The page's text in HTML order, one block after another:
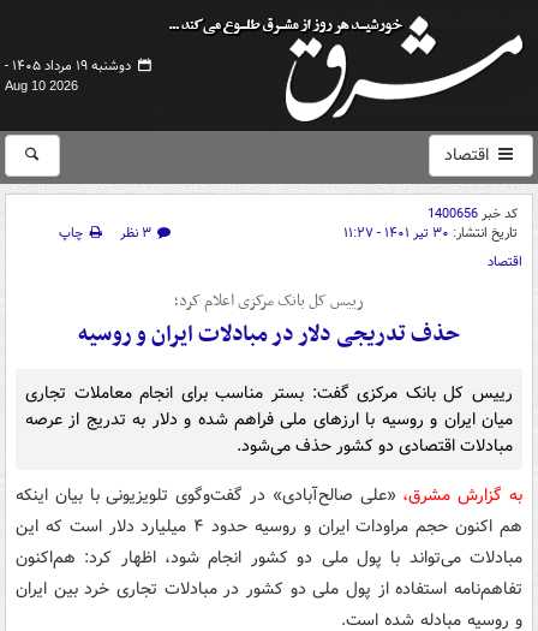
دوشنبه ۱۹ مرداد ۱۴۰۵ -
Aug 10 2026
اقتصاد
کد خبر1400656
تاریخ انتشار: ۳۰ تیر ۱۴۰۱ - ۱۱:۲۷ ۳ نظر
چاپ
اقتصاد
رییس کل بانک مرکزی اعلام کرد؛
حذف تدریجی دلار در مبادلات ایران و روسیه
رییس کل بانک مرکزی گفت: بستر مناسب برای انجام معاملات تجاری
میان ایران و روسیه با ارزهای ملی فراهم شده و دلار به تدریج از عرصه
مبادلات اقتصادی دو کشور حذف می‌شود.
به گزارش مشرق، «علی صالح‌آبادی» در گفت‌وگوی تلویزیونی با بیان اینکه
هم اکنون حجم مراودات ایران و روسیه حدود ۴ میلیارد دلار است که این
مبادلات می‌تواند با پول ملی دو کشور انجام شود، اظهار کرد: هم‌اکنون
تفاهم‌نامه استفاده از پول ملی دو کشور در مبادلات تجاری خرد بین ایران
و روسیه مبادله شده است.